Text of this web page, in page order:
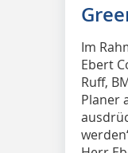
Im
Ebert
Ruff,
Planer